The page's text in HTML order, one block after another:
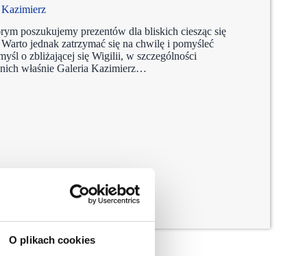
O plikach cookies
Kazimierz
poszukujemy prezentów dla bliskich ciesząc się
jednak zatrzymać się na chwilę i pomyśleć
o zbliżającej się Wigilii, w szczególności
właśnie Galeria Kazimierz…